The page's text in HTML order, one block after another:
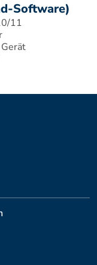
Software)
11